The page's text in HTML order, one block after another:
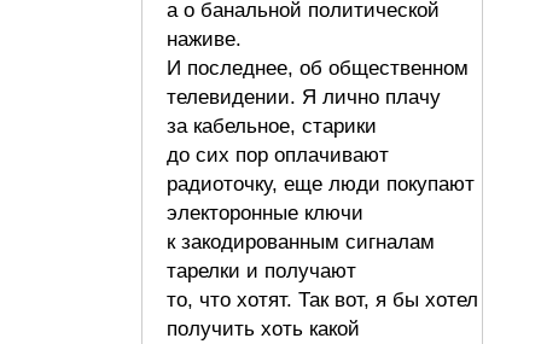
а о банальной политической
наживе.
И последнее, об общественном
телевидении. Я лично плачу
за кабельное, старики
до сих пор оплачивают
радиоточку, еще люди покупают
электоронные ключи
к закодированным сигналам
тарелки и получают
то, что хотят. Так вот, я бы хотел
получить хоть какой